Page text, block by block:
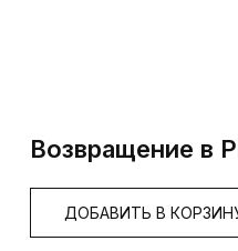
Возвращение в
ДОБАВИТЬ В